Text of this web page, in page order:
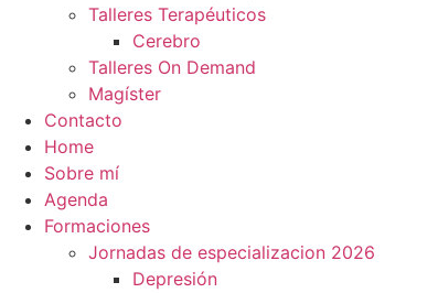
Talleres Terapéuticos
Cerebro
Talleres On Demand
Magíster
Contacto
Home
Sobre mí
Agenda
Formaciones
Jornadas de especializacion 2026
Depresión